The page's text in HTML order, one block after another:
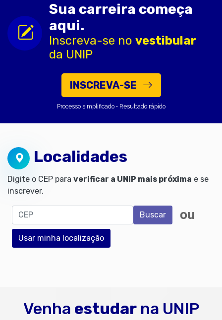
Sua carreira começa
aqui.
Inscreva-se no vestibular
da UNIP
INSCREVA-SE
Processo simplificado • Resultado rápido
Localidades
Digite o CEP para verificar a UNIP mais próxima e se
inscrever.
CEP Buscar ou
Usar minha localização
Venha estudarna UNIP